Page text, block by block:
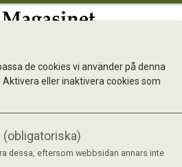
Large
de cookies vi använder på denna
eller inaktivera cookies som
(obligatoriska)
dessa, eftersom webbsidan annars inte